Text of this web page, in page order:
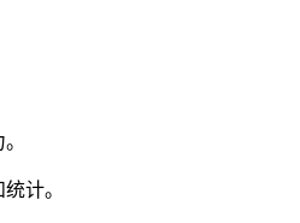
计。